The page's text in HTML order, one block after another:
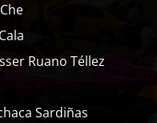
Ruano Téllez
Sardiñas